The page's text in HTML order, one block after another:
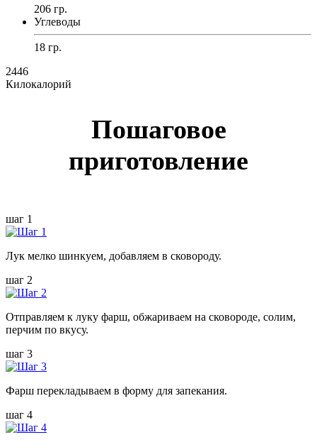
206 гр.
Углеводы
18 гр.
2446
Килокалорий
Пошаговое
приготовление
шаг 1
Лук мелко шинкуем, добавляем в сковороду.
шаг 2
Отправляем к луку фарш, обжариваем на сковороде, солим,
перчим по вкусу.
шаг 3
Фарш перекладываем в форму для запекания.
шаг 4